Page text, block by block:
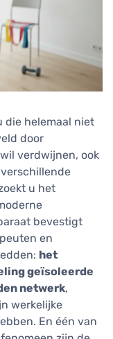
die helemaal niet
door
verdwijnen, ook
u het
bevestigt
en
het
geïsoleerde
netwerk,
werkelijke
En één van